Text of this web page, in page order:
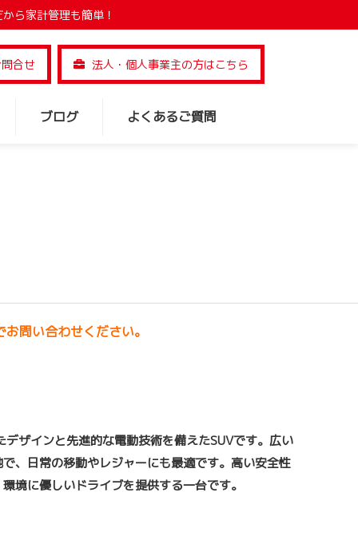
ら家計管理も簡単！
合せ 法人・個人事業主の方はこちら
ブログ よくあるご質問
問い合わせください。
ザインと先進的な電動技術を備えたSUVです。広い
、日常の移動やレジャーにも最適です。高い安全性
境に優しいドライブを提供する一台です。